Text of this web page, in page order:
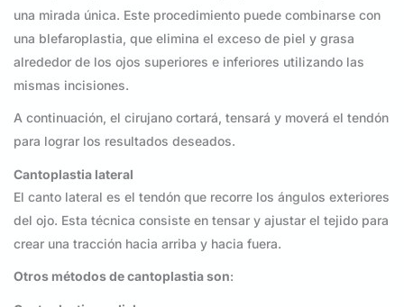
una mirada única. Este procedimiento puede combinarse con
una blefaroplastia, que elimina el exceso de piel y grasa
alrededor de los ojos superiores e inferiores utilizando las
mismas incisiones.
A continuación, el cirujano cortará, tensará y moverá el tendón
para lograr los resultados deseados.
Cantoplastia lateral
El canto lateral es el tendón que recorre los ángulos exteriores
del ojo. Esta técnica consiste en tensar y ajustar el tejido para
crear una tracción hacia arriba y hacia fuera.
Otros métodos de cantoplastia son: